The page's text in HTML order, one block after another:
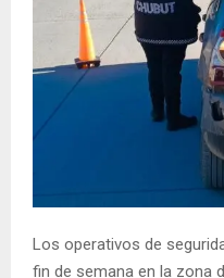
Los operativos de
fin de semana en la zona